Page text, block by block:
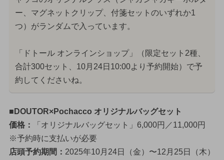
ー、マグネットクリップ、付箋セットのいずれか1
つ）がランダムで入っています。
「ドトール オンラインショップ」（限定セット2種、
合計300セット、10月24日10:00より予約開始）で予
約してくださいね。
■DOUTOR×Pochacco オリジナルバッグセット
価格：
「オリジナルバッグセット」6,000円／11,000円
※予約時に支払いが必要
店頭予約期間： 2025年10月24日（金）〜12月25日（木）